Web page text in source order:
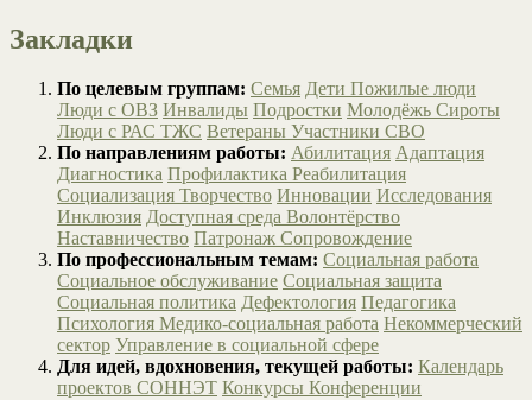
Закладки
По целевым группам: Семья Дети Пожилые люди
Люди с ОВЗ Инвалиды Подростки Молодёжь Сироты
Люди с РАС ТЖС Ветераны Участники СВО
По направлениям работы: Абилитация Адаптация
Диагностика Профилактика Реабилитация
Социализация Творчество Инновации Исследования
Инклюзия Доступная среда Волонтёрство
Наставничество Патронаж Сопровождение
По профессиональным темам: Социальная работа
Социальное обслуживание Социальная защита
Социальная политика Дефектология Педагогика
Психология Медико-социальная работа Некоммерческий
сектор Управление в социальной сфере
Для идей, вдохновения, текущей работы: Календарь
проектов СОННЭТ Конкурсы Конференции